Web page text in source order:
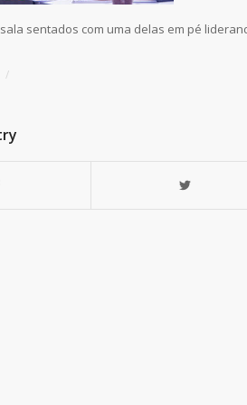
sentados com uma delas em pé
/